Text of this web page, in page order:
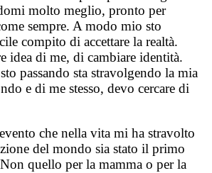
molto meglio, pronto per
sempre. A modo mio sto
compito di accettare la realtà.
idea di me, di cambiare identità.
passando sta stravolgendo la mia
e di me stesso, devo cercare di
che nella vita mi ha stravolto
del mondo sia stato il primo
quello per la mamma o per la